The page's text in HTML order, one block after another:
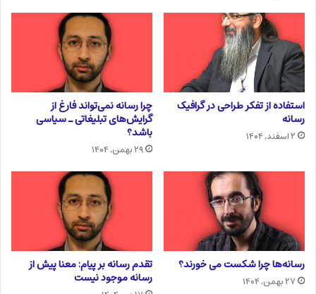
استفاده از تفکر طراحی در گرافیک
رسانه
۲ اسفند, ۱۴۰۴
چرا رسانه نمی‌تواند فارغ از
گرایش‌های تبلیغاتی ـ سیاسی
باشد؟
۲۹ بهمن, ۱۴۰۴
رسانه‌ها چرا شکست می خورند؟
۲۷ بهمن, ۱۴۰۴
تقدم رسانه بر پیام: معنا پیش از
رسانه موجود نیست